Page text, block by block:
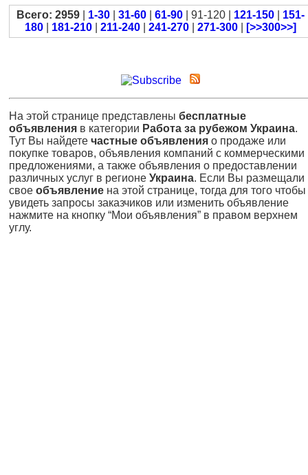
Всего: 2959 1-30 31-60 61-90 | 91-120 | 121-150
151-
180
181-210 211-240 241-270 271-300 [>>300>>]
На этой странице представлены бесплатные
объявления в категории Работа за рубежом Украина.
Тут Вы найдете частные объявления о продаже или
покупке товаров, объявления компаний с коммерческими
предложениями, а также объявления о предоставлении
различных услуг в регионе Украина. Если Вы размещали
свое объявление на этой странице, тогда для того чтобы
увидеть запросы заказчиков или изменить объявление
нажмите на кнопку “Мои объявления” в правом верхнем
углу.